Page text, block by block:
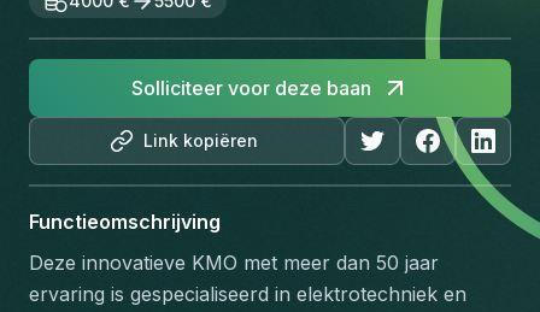
Link kopiëren
Solliciteer voor deze baan
Functieomschrijving
Deze innovatieve KMO met meer dan 50 jaar
ervaring is gespecialiseerd in elektrotechniek en